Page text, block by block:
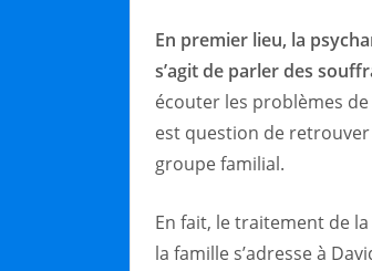
En premier lieu, la
s’agit de parler des
écouter les problèmes de
est question de retrouver
groupe familial.
En fait, le traitement de
la famille s’adresse à